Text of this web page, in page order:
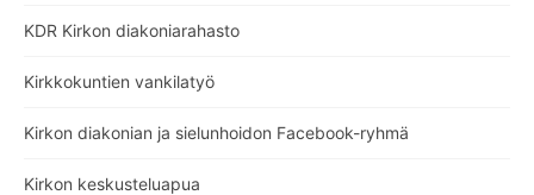
KDR Kirkon diakoniarahasto
Kirkkokuntien vankilatyö
Kirkon diakonian ja sielunhoidon Facebook-ryhmä
Kirkon keskusteluapua